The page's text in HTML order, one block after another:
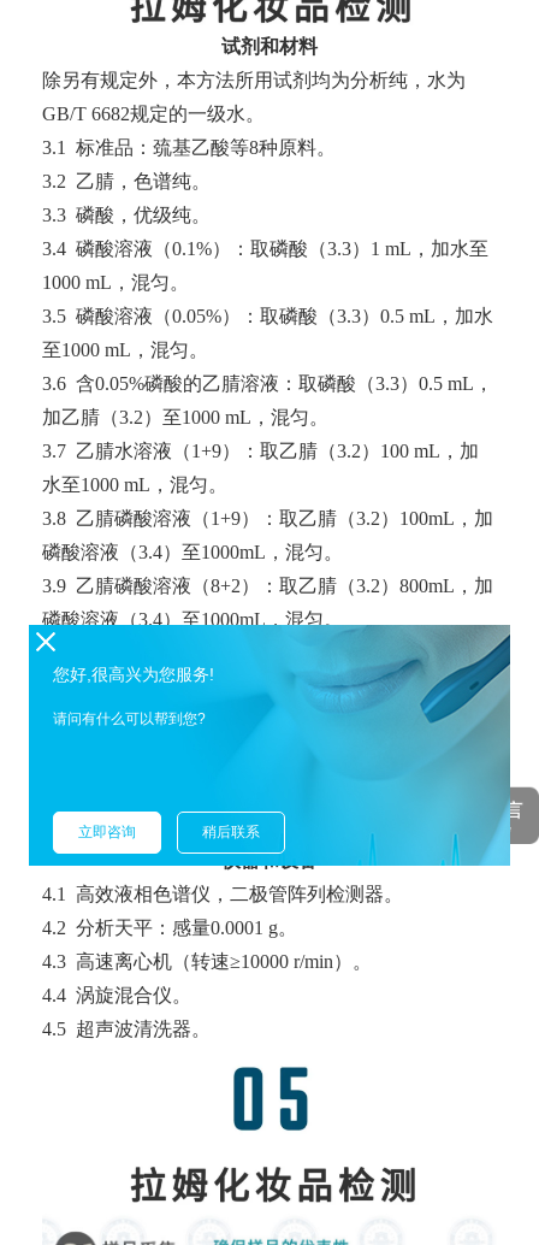
试剂和材料
除另有规定外，本方法所用试剂均为分析纯，水为
GB/T 6682规定的一级水。
3.1 标准品：巯基乙酸等8种原料。
3.2 乙腈，色谱纯。
3.3 磷酸，优级纯。
3.4 磷酸溶液（0.1%）：取磷酸（3.3）1 mL，加水至
1000 mL，混匀。
3.5 磷酸溶液（0.05%）：取磷酸（3.3）0.5 mL，加水
至1000 mL，混匀。
3.6 含0.05%磷酸的乙腈溶液：取磷酸（3.3）0.5 mL，
加乙腈（3.2）至1000 mL，混匀。
3.7 乙腈水溶液（1+9）：取乙腈（3.2）100 mL，加
水至1000 mL，混匀。
3.8 乙腈磷酸溶液（1+9）：取乙腈（3.2）100mL，加
磷酸溶液（3.4）至1000mL，混匀。
3.9 乙腈磷酸溶液（8+2）：取乙腈（3.2）800mL，加
磷酸溶液（3.4）至1000mL，混匀。
3.10 单标标准储备溶液
仪器和设备
4.1 高效液相色谱仪，二极管阵列检测器。
4.2 分析天平：感量0.0001 g。
4.3 高速离心机（转速≥10000 r/min）。
4.4 涡旋混合仪。
4.5 超声波清洗器。
您好,很高兴为您服务!
请问有什么可以帮到您?
立即咨询 稍后联系